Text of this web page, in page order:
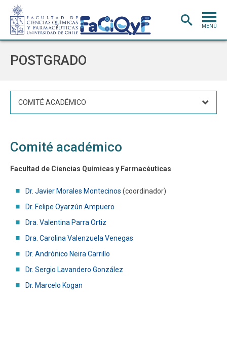
MENÚ
EXTENSIÓNY VINCULACIÓN
BIBLIOTECA
FACULTAD
Estudiantes
POSTGRADO
COMITÉ ACADÉMICO
Comité académico
Facultad de Ciencias Químicas y Farmacéuticas
Dr. Javier Morales Montecinos (coordinador)
Dr. Felipe Oyarzún Ampuero
Dra. Valentina Parra Ortiz
Dra. Carolina Valenzuela Venegas
Dr. Andrónico Neira Carrillo
Dr. Sergio Lavandero González
Dr. Marcelo Kogan